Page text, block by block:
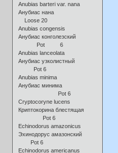
Anubias barteri var. nana
Анубиас нана
Loose 20
Anubias congensis
Анубиас конголезский
Pot 6
Anubias lanceolata
Анубиас узколистный
Pot 6
Anubias minima
Анубиас минима
Pot 6
Cryptocoryne lucens
Криптокорина блестящая
Pot 6
Echinodorus amazonicus
Эхинодорус амазонский
Pot 6
Echinodorus americanus